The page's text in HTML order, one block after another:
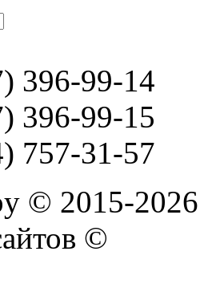
396-99-14
396-99-15
757-31-57
© 2015-2026
©